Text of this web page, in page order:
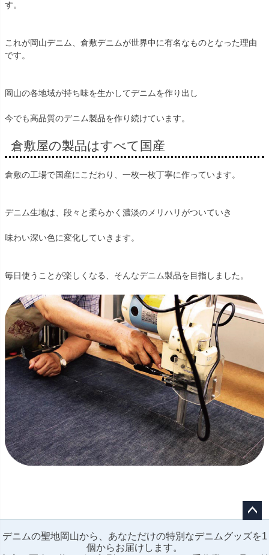
す。
これが岡山デニム、倉敷デニムが世界中に有名なものとなった理由
です。
岡山の各地域が持ち味を生かしてデニムを作り出し
今でも高品質のデニム製品を作り続けています。
倉敷屋の製品はすべて国産
倉敷の工場で国産にこだわり、一枚一枚丁寧に作っています。
デニム生地は、段々と柔らかく濃淡のメリハリがついていき
味わい深い色に変化していきます。
毎日使うことが楽しくなる、そんなデニム製品を目指しました。
ジト
ップ
デニムの聖地岡山から、あなただけの特別なデニムグッズを1
個からお届けします。